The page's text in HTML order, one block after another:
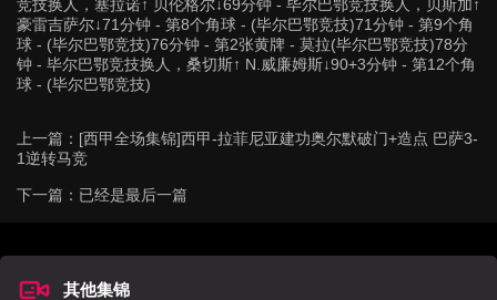
竞技换人，塞拉诺↑ 贝伦格尔↓69分钟 - 毕尔巴鄂竞技换人，贝斯加↑
豪雷吉萨尔↓71分钟 - 第8个角球 - (毕尔巴鄂竞技)71分钟 - 第9个角
球 - (毕尔巴鄂竞技)76分钟 - 第2张黄牌 - 莫拉(毕尔巴鄂竞技)78分
钟 - 毕尔巴鄂竞技换人，桑切斯↑ N.威廉姆斯↓90+3分钟 - 第12个角
球 - (毕尔巴鄂竞技)
上一篇： [西甲全场集锦]西甲-拉菲尼亚建功奥尔默破门+造点 巴萨3-
1逆转马竞
下一篇：已经是最后一篇
其他集锦